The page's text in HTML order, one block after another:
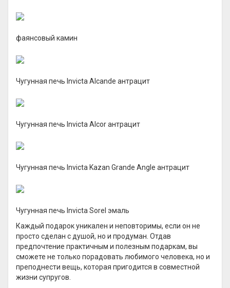
фаянсовый камин
Чугунная печь Invicta Alcande антрацит
Чугунная печь Invicta Alcor антрацит
Чугунная печь Invicta Kazan Grande Angle антрацит
Чугунная печь Invicta Sorel эмаль
Каждый подарок уникален и неповторимы, если он не
просто сделан с душой, но и продуман. Отдав
предпочтение практичным и полезным подаркам, вы
сможете не только порадовать любимого человека, но и
преподнести вещь, которая пригодится в совместной
жизни супругов.